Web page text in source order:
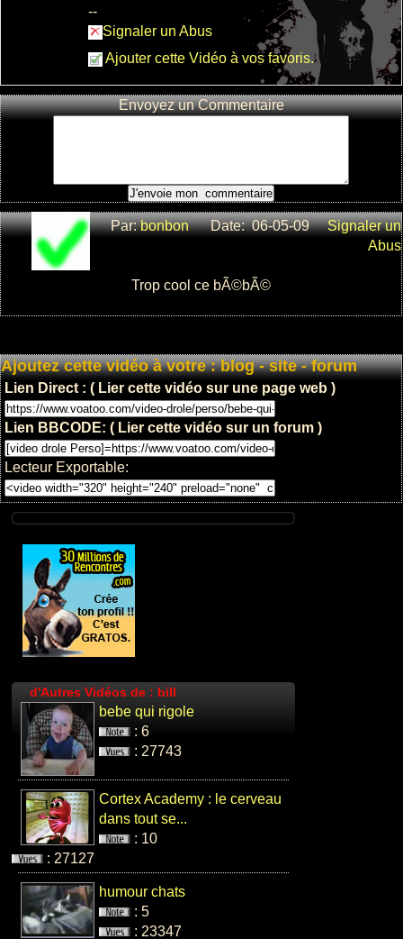
sa...
: 4
: 13182
et super
marrant
: 6
: 19786
compilation
drole
--
Signaler un Abus
Ajouter cette Vidéo à vos favoris.
Envoyez un Commentaire
Par:bonbonDate: 06-05-09
Signaler un
Abus
Trop cool ce bÃ©bÃ©
Ajoutez cette vidéo à votre : blog - site - forum
Lien Direct : ( Lier cette vidéo sur une page web )
Lien BBCODE: ( Lier cette vidéo sur un forum )
Lecteur Exportable:
d'Autres Vidéos de : bill
bebe qui rigole
: 6
: 27743
Cortex Academy : le cerveau
dans tout se...
: 10
: 27127
humour chats
: 5
: 23347